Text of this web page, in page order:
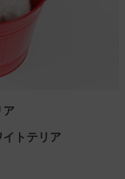
ア
トテリア